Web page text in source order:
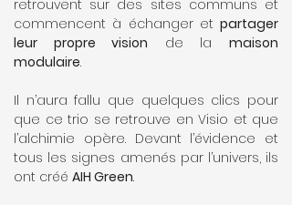
retrouvent sur des sites communs et
commencent à échanger et partager
leur propre vision de lamaison
modulaire.
Il n’aura fallu que quelques clics pour
que ce trio se retrouve en Visio et que
l’alchimie opère. Devant l’évidence et
tous les signes amenés par l’univers, ils
ont créé AIH Green.